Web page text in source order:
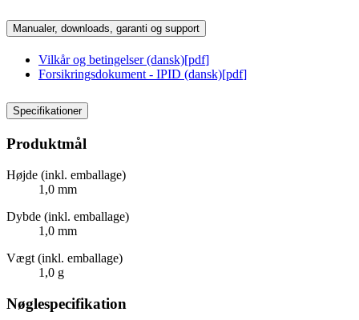
Manualer, downloads, garanti og support
Vilkår og betingelser (dansk)[pdf]
Forsikringsdokument - IPID (dansk)[pdf]
Specifikationer
Produktmål
Højde (inkl. emballage)
1,0 mm
Dybde (inkl. emballage)
1,0 mm
Vægt (inkl. emballage)
1,0 g
Nøglespecifikation